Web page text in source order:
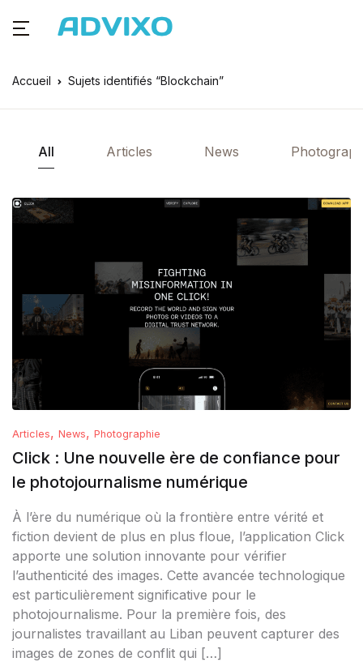
Accueil Sujets identifiés “Blockchain”
All Articles News
Articles, News, Photographie
Click : Une nouvelle ère de confiance pour
le photojournalisme numérique
À l’ère du numérique où la frontière entre vérité et
fiction devient de plus en plus floue, l’application Click
apporte une solution innovante pour vérifier
l’authenticité des images. Cette avancée technologique
est particulièrement significative pour le
photojournalisme. Pour la première fois, des
journalistes travaillant au Liban peuvent capturer des
images de zones de conflit qui […]